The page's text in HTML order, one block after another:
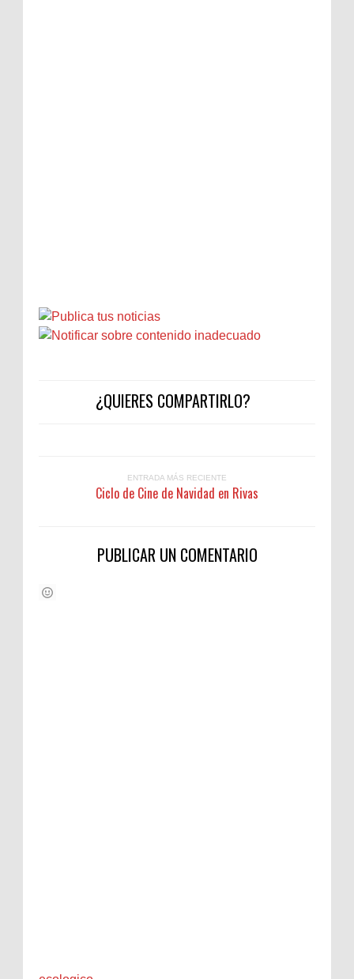
¿QUIERES COMPARTIRLO?
ENTRADA MÁS RECIENTE
Ciclo de Cine de Navidad en Rivas
PUBLICAR UN COMENTARIO